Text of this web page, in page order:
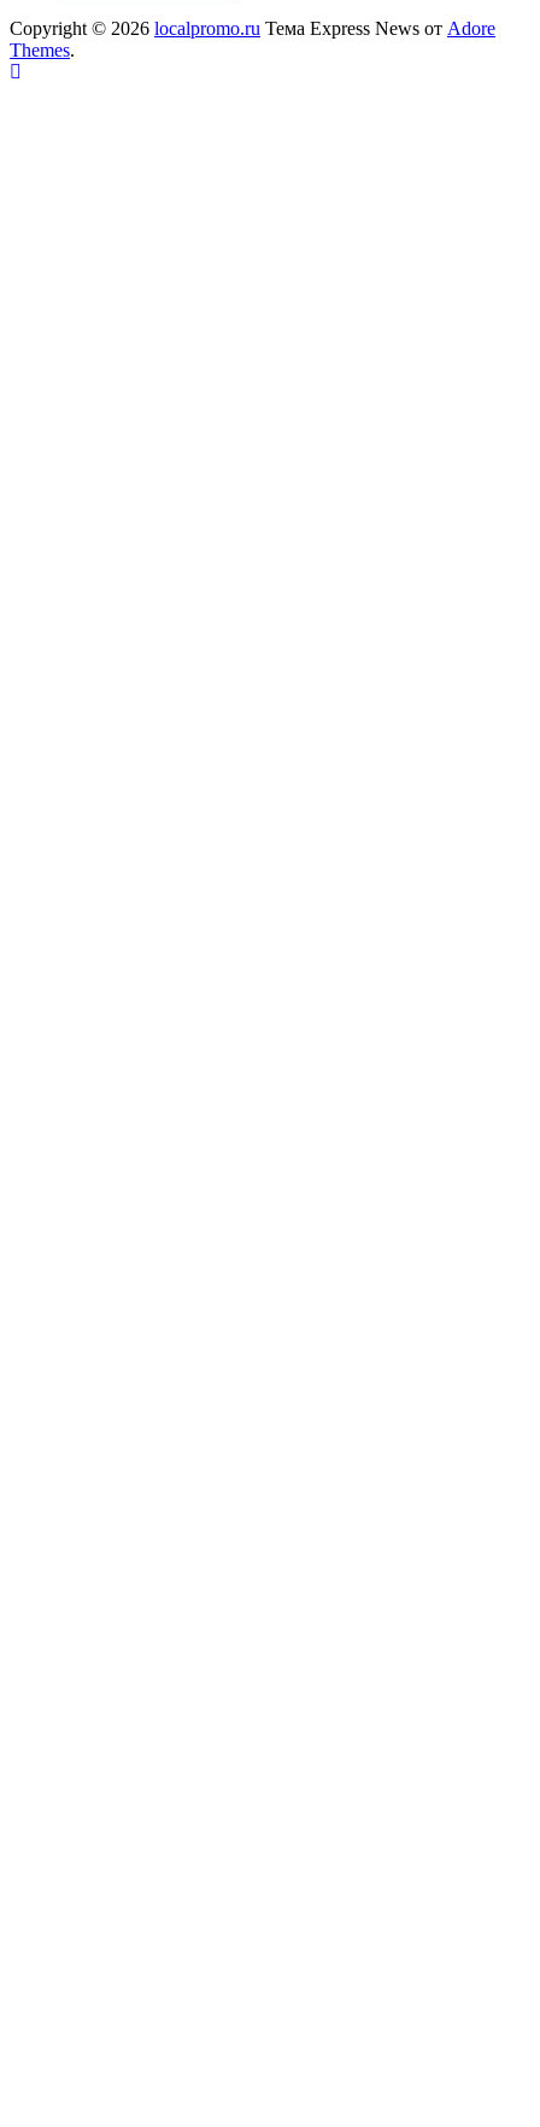
Copyright © 2026 localpromo.ru Тема Express News от Adore
Themes.